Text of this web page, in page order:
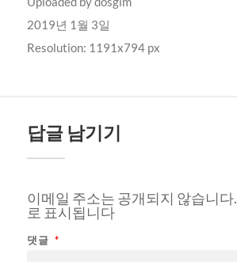
2019년 1월 3일
Resolution: 1191x794 px
답글 남기기
이메일 주소는 공개되지 않습니다.
로 표시됩니다
댓글 *